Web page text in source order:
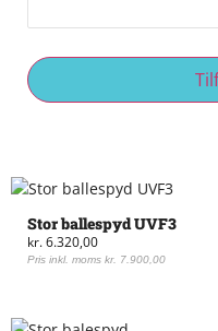
Stor ballespyd UVF3
kr.6.320,00
Pris inkl. moms kr. 7.900,00